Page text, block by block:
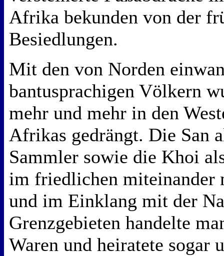
Afrika bekunden von der
Besiedlungen.
Mit den von Norden
bantusprachigen Völkern
mehr und mehr in den
Afrikas gedrängt. Die San
Sammler sowie die Khoi
im friedlichen miteinander
und im Einklang mit der
Grenzgebieten handelte
Waren und heiratete sogar